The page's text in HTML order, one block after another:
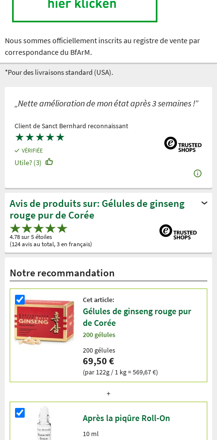
Nous sommes officiellement inscrits au registre de vente par
correspondance du BfArM.
*Pour des livraisons standard (USA).
„Nette amélioration de mon état après 3 semaines !”
Client de Sanct Bernhard reconnaissant
★★★★★
VÉRIFIÉE
Utile? (3)
Avis de produits sur: Gélules de ginseng
rouge pur de Corée
4.78 sur 5 étoiles
(124 avis au total, 3 en français)
Notre recommandation
Cet article:
Gélules de ginseng rouge pur
de Corée
200 gélules
200 gélules
69,50 €
(par 122g / 1 kg = 569,67 €)
Après la piqûre Roll-On
10 ml